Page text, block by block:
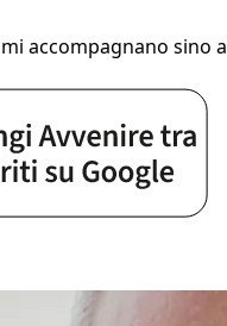
accompagnano sino